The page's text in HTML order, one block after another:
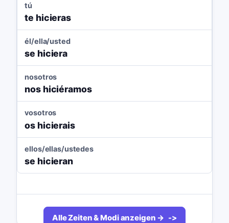
tú
te hicieras
él/ella/usted
se hiciera
nosotros
nos hiciéramos
vosotros
os hicierais
ellos/ellas/ustedes
se hicieran
Alle Zeiten & Modi anzeigen →